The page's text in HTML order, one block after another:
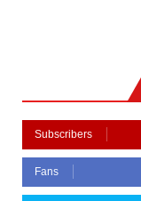
Subscribers
Fans